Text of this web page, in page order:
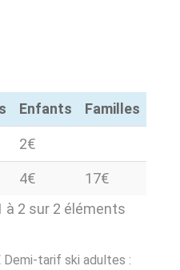
Enfants
Familles
Enfants
2€
4€
17€
2 sur 2 éléments
Demi-tarif ski adultes :